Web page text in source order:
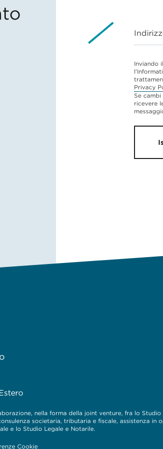
Inviando
Privacy
Se cambi
ricevere
nella forma della joint venture, fra lo Studio
societaria, tributaria e fiscale, assistenza in
e lo Studio Legale e Notarile.
Cookie